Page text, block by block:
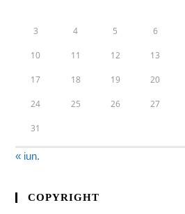
3 4 5 6
10 11 12 13
17 18 19 20
24 25 26 27
31
« iun.
COPYRIGHT